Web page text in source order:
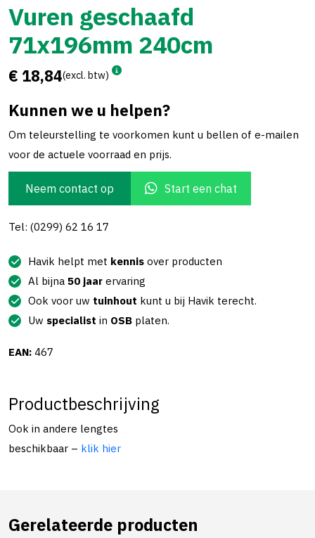
Vuren geschaafd
71x196mm 240cm
€ 18,84(excl. btw)
Kunnen we u helpen?
Om teleurstelling te voorkomen kunt u bellen of e-mailen
voor de actuele voorraad en prijs.
Neem contact op Start een chat
Tel: (0299) 62 16 17
Havik helpt met kennis over producten
Al bijna 50 jaar ervaring
Ook voor uw tuinhout kunt u bij Havik terecht.
Uw specialist in OSB platen.
EAN: 467
Productbeschrijving
Ook in andere lengtes
beschikbaar – klik hier
Gerelateerde producten